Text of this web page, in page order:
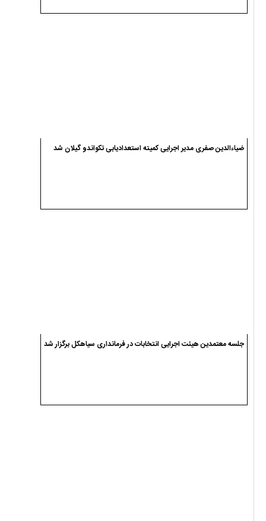
ضیاءالدین صفری مدیر اجرایی کمیته استعدادیابی تکواندو گیلان شد
جلسه معتمدین هیئت اجرایی انتخابات در فرمانداری سیاهکل برگزار شد